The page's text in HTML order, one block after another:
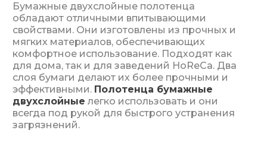
Бумажные двухслойные полотенца
обладают отличными впитывающими
свойствами. Они изготовлены из прочных и
мягких материалов, обеспечивающих
комфортное использование. Подходят как
для дома, так и для заведений HoReCa. Два
слоя бумаги делают их более прочными и
эффективными. Полотенца бумажные
двухслойные легко использовать и они
всегда под рукой для быстрого устранения
загрязнений.